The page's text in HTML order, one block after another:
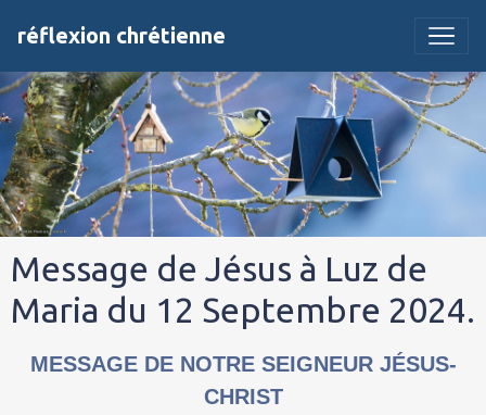
réflexion chrétienne
Message de Jésus à Luz de
Maria du 12 Septembre 2024.
MESSAGE DE NOTRE SEIGNEUR JÉSUS-
CHRIST